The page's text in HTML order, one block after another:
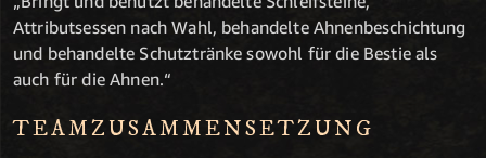
Attributsessen nach Wahl, behandelte Ahnenbeschichtung
und behandelte Schutztränke sowohl für die Bestie als
auch für die Ahnen.“
TEAMZUSAMMENSETZUNG